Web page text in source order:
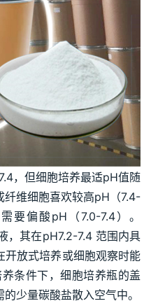
，但细胞培养最适pH值随
纤维细胞喜欢较高pH（7.4-
要偏酸pH（7.0-7.4）。
，其在pH7.2-7.4 范围内具
开放式培养或细胞观察时能
条件下，细胞培养瓶的盖
少量碳酸盐散入空气中。